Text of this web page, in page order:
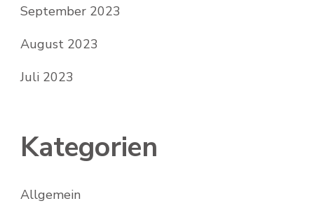
September 2023
August 2023
Juli 2023
Kategorien
Allgemein